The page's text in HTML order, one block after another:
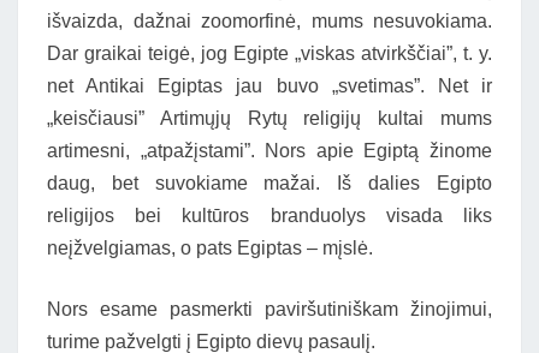
išvaizda, dažnai zoomorfinė, mums nesuvokiama.
Dar graikai teigė, jog Egipte „viskas atvirkščiai”, t. y.
net Antikai Egiptas jau buvo „svetimas”. Net ir
„keisčiausi” Artimųjų Rytų religijų kultai mums
artimesni, „atpažįstami”. Nors apie Egiptą žinome
daug, bet suvokiame mažai. Iš dalies Egipto
religijos bei kultūros branduolys visada liks
neįžvelgiamas, o pats Egiptas – mįslė.
Nors esame pasmerkti paviršutiniškam žinojimui,
turime pažvelgti į Egipto dievų pasaulį.